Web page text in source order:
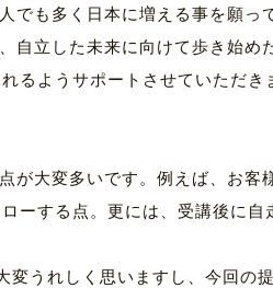
も多く日本に増える事を願っ
立した未来に向けて歩き始め
るようサポートさせていただき
大変多いです。例えば、お客
ーする点。更には、受講後に
うれしく思いますし、今回の